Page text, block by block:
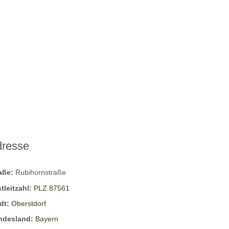
Rubihornstraße
PLZ 87561
Oberstdorf
Bayern